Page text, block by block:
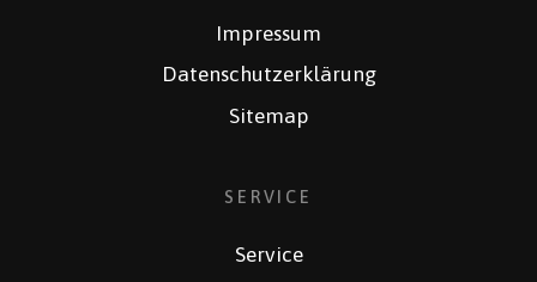
Impressum
Datenschutzerklärung
Sitemap
SERVICE
Service